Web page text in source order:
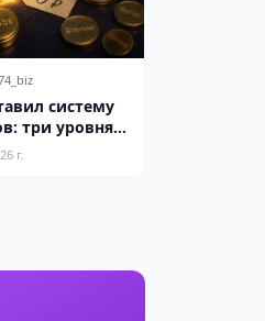
систему
три уровня
г.